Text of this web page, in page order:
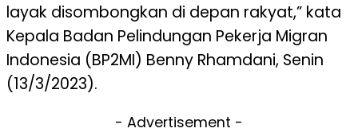
layak disombongkan di depan rakyat,” kata
Kepala Badan Pelindungan Pekerja Migran
Indonesia (BP2MI) Benny Rhamdani, Senin
(13/3/2023).
- Advertisement -